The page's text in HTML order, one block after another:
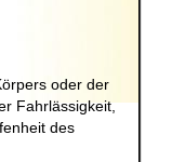
oder der
Fahrlässigkeit,
des